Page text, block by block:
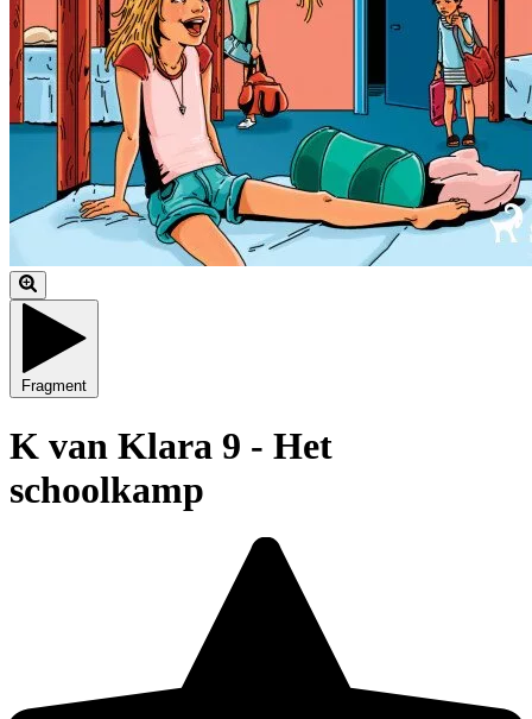
Fragment
K van Klara 9 - Het
schoolkamp